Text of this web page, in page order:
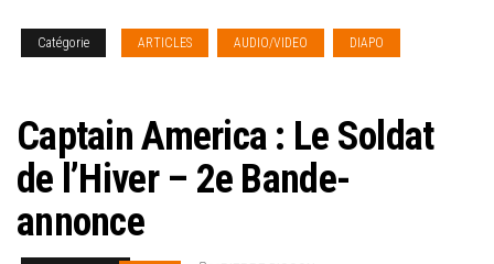
Catégorie ARTICLES AUDIO/VIDEO DIAPO
Captain America : Le Soldat
de l’Hiver – 2e Bande-
annonce